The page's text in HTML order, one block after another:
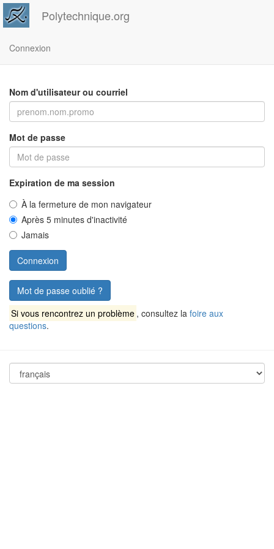
Polytechnique.org
Connexion
Nom d'utilisateur ou courriel
Mot de passe
Expiration de ma session
À la fermeture de mon navigateur
Après 5 minutes d'inactivité
Jamais
Mot de passe oublié ?
Si vous rencontrez un problème , consultez la foire aux
questions.